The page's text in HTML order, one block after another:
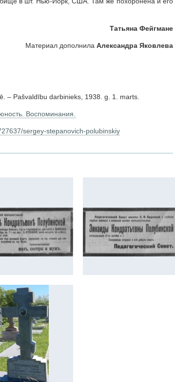
Татьяна Фейгмане
Материал дополнила Александра Яковлева
– Pašvaldību darbinieks, 1938. g. 1. marts.
Воспоминания.
sergey-stepanovich-polubinskiy